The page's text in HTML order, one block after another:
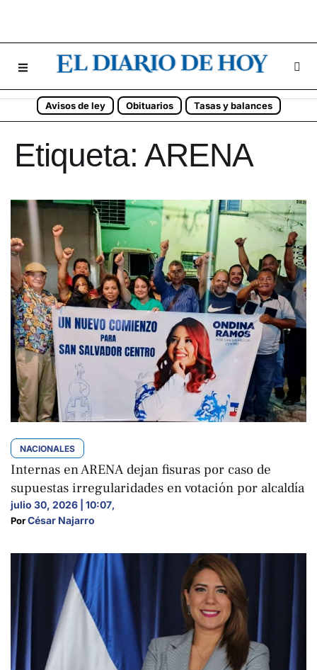
Avisos de ley Obituarios Tasas y balances
Etiqueta: ARENA
NACIONALES
Internas en ARENA dejan fisuras por caso de
supuestas irregularidades en votación por alcaldía
julio 30, 2026 | 10:07,
Por César Najarro